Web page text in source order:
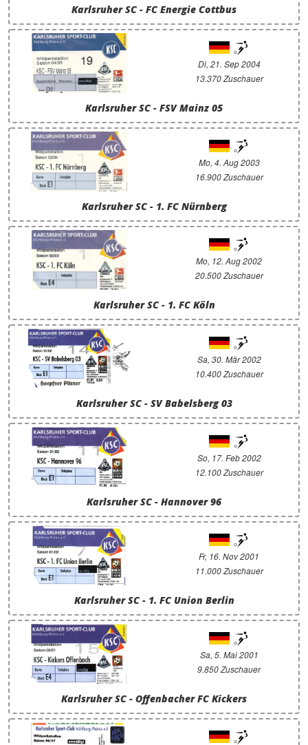
Karlsruher SC - FC Energie Cottbus
Di, 21. Sep 2004
13.370 Zuschauer
Karlsruher SC - FSV Mainz 05
Mo, 4. Aug 2003
16.900 Zuschauer
Karlsruher SC - 1. FC Nürnberg
Mo, 12. Aug 2002
20.500 Zuschauer
Karlsruher SC - 1. FC Köln
Sa, 30. Mär 2002
10.400 Zuschauer
Karlsruher SC - SV Babelsberg 03
So, 17. Feb 2002
12.100 Zuschauer
Karlsruher SC - Hannover 96
Fr, 16. Nov 2001
11.000 Zuschauer
Karlsruher SC - 1. FC Union Berlin
Sa, 5. Mai 2001
9.850 Zuschauer
Karlsruher SC - Offenbacher FC Kickers